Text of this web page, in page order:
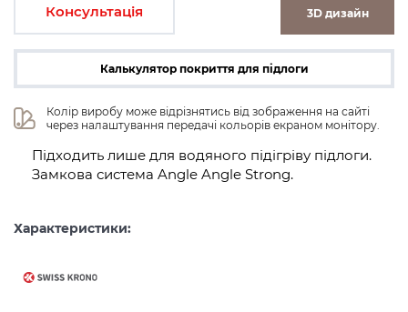
Консультація 3D дизайн
Калькулятор покриття для підлоги
Колір виробу може відрізнятись від зображення на сайті
через налаштування передачі кольорів екраном монітору.
Підходить лише для водяного підігріву підлоги.
Замкова система Angle Angle Strong.
Характеристики: